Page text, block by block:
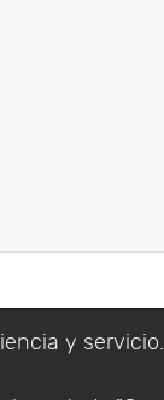
y servicio.